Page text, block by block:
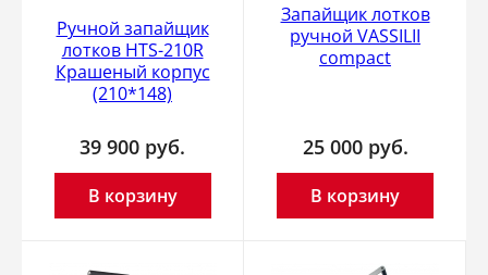
Ручной запайщик
лотков HTS-210R
Крашеный корпус
(210*148)
39 900 руб.
В корзину
Запайщик лотков
ручной VASSILII
compact
25 000 руб.
В корзину